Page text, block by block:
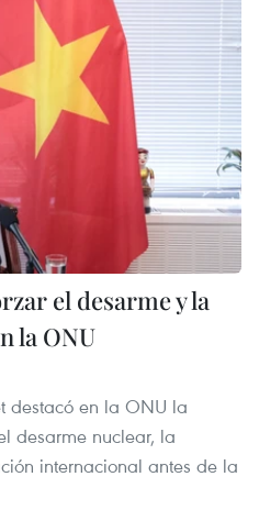
el desarme y la
la ONU
destacó en la ONU la
desarme nuclear, la
internacional antes de la